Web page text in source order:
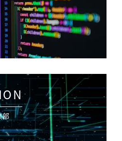
部